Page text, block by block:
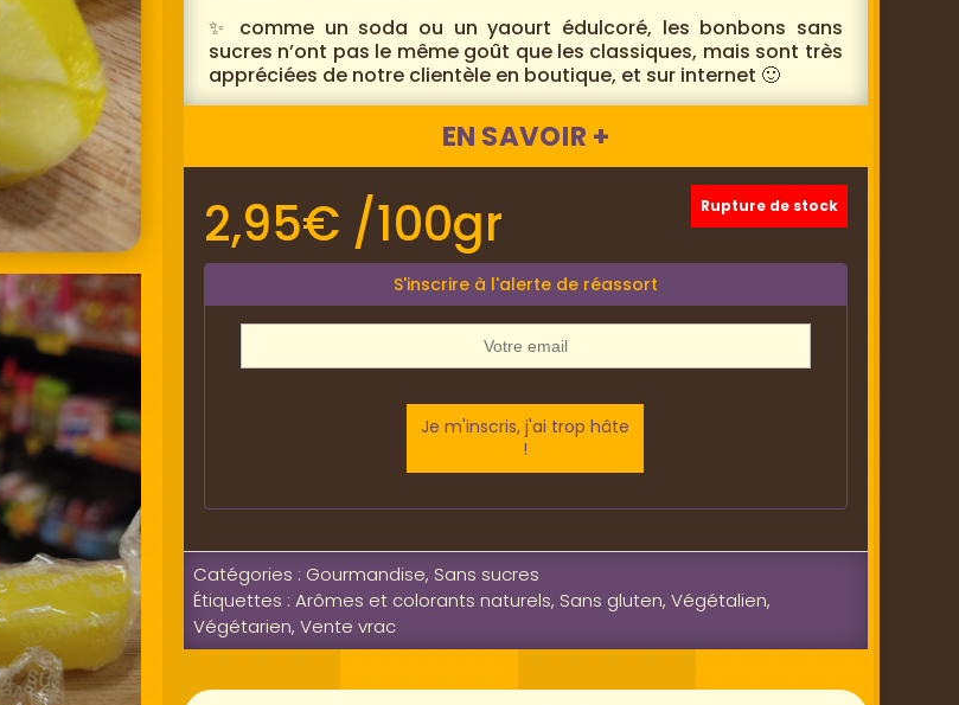
✨ comme un soda ou un yaourt édulcoré, les bonbons sans
sucres n’ont pas le même goût que les classiques, mais sont très
appréciées de notre clientèle en boutique, et sur internet 🙂
EN SAVOIR +
2,95€ /100gr Rupture de stock
S'inscrire à l'alerte de réassort
Je m'inscris, j'ai trop hâte
!
Catégories : Gourmandise, Sans sucres
Étiquettes : Arômes et colorants naturels, Sans gluten, Végétalien,
Végétarien, Vente vrac